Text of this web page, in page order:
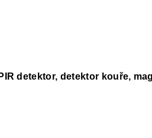
detektor, detektor kouře,